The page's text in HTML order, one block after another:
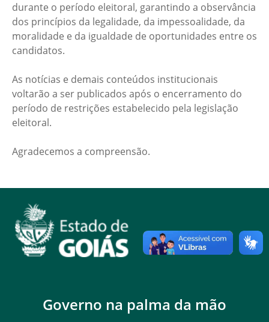
durante o período eleitoral, garantindo a observância
dos princípios da legalidade, da impessoalidade, da
moralidade e da igualdade de oportunidades entre os
candidatos.
As notícias e demais conteúdos institucionais
voltarão a ser publicados após o encerramento do
período de restrições estabelecido pela legislação
eleitoral.
Agradecemos a compreensão.
Governo na palma da mão